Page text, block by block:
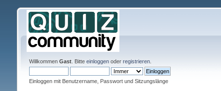
Willkommen Gast. Bitte einloggenoder registrieren.
Einloggen mit Benutzername, Passwort und Sitzungslänge